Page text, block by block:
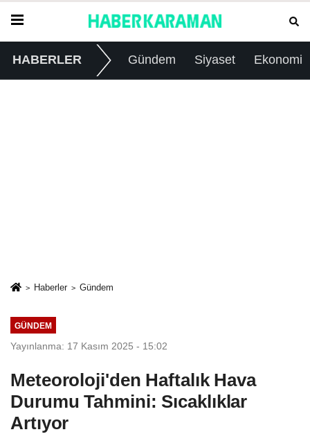
HABERLER Gündem Siyaset Ekonomi
Haberler Gündem
GÜNDEM
Yayınlanma: 17 Kasım 2025 - 15:02
Meteoroloji'den Haftalık Hava
Durumu Tahmini: Sıcaklıklar
Artıyor